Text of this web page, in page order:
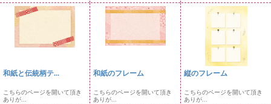
和紙と伝統柄テ...
こちらのページを開いて頂き
ありが...
和紙のフレーム
こちらのページを開いて頂き
ありが...
縦のフレーム
こちらのページを開いて頂き
ありが...